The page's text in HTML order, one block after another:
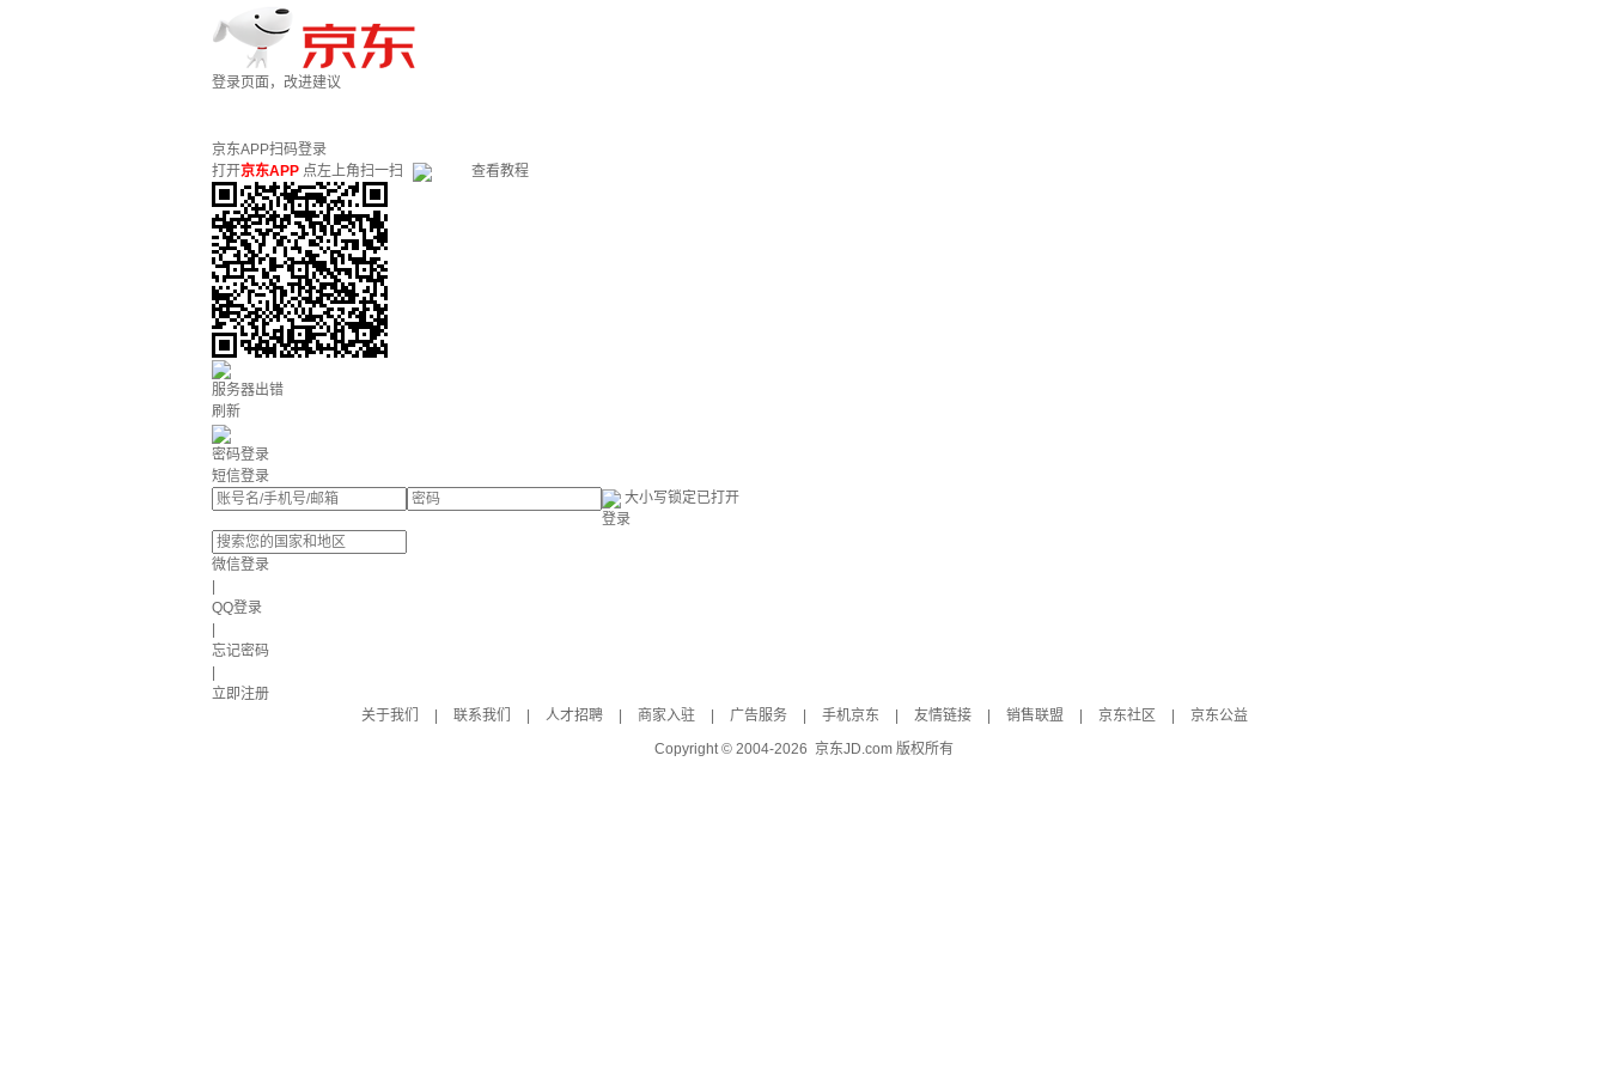
登录页面，改进建议
京东APP扫码登录
打开京东APP 点左上角扫一扫 查看教程
服务器出错
刷新
密码登录
短信登录
大小写锁定已打开
登录
微信登录
QQ登录
忘记密码
立即注册
关于我们
联系我们 人才招聘 商家入驻 广告服务 手机京东 友情链接 销售联盟 京东社区
京东公益
Copyright © 2004-2026 京东JD.com 版权所有